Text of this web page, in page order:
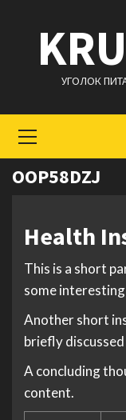
содержимому
УГОЛОК
меню
OOP58DZJ
Health
This is a short
some
Another short
briefly discussed
A concluding
content.